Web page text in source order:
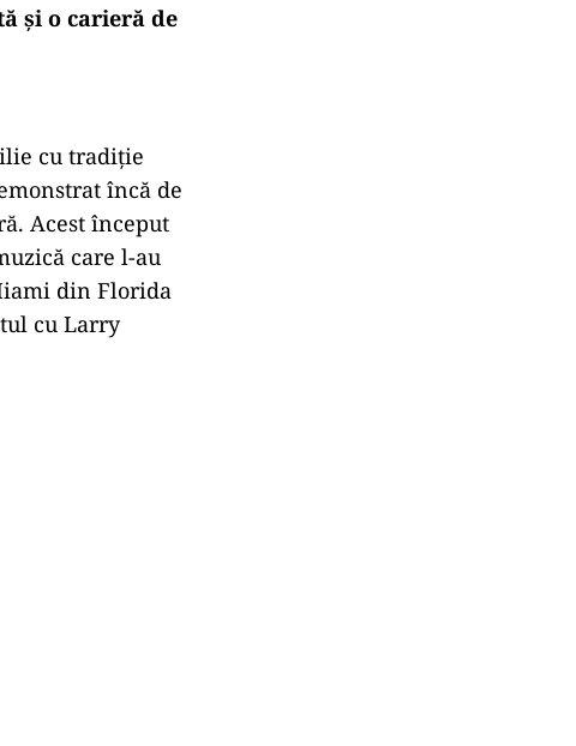
și o carieră de
cu tradiție
încă de
Acest început
care l-au
din Florida
cu Larry